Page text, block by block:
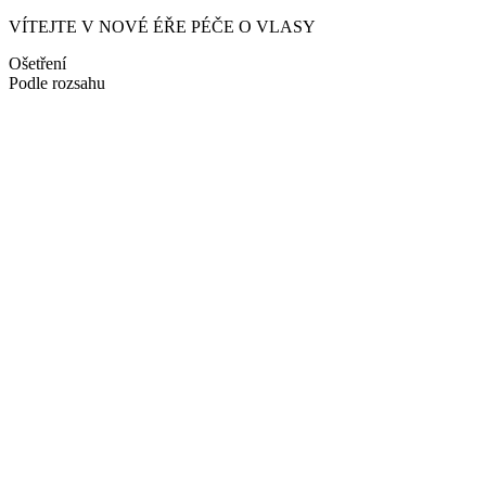
VÍTEJTE V NOVÉ ÉŘE PÉČE O VLASY
Ošetření
Podle rozsahu